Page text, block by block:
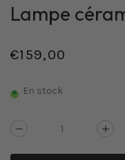
Lampe
€159,00
/
UNITAIRE
En stock
Réduire